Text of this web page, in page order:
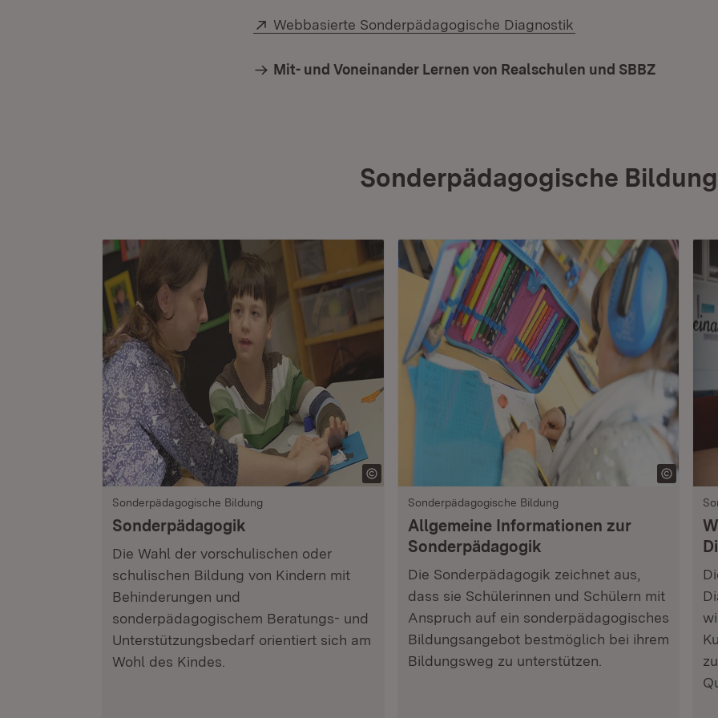
Extern:
Webbasierte Sonderpädagogische Diagnostik
Mit- und Voneinander Lernen von Realschulen und SBBZ
Sonderpädagogische Bildung
Sonderpädagogische Bildung
Sonderpädagogik
Die Wahl der vorschulischen oder
schulischen Bildung von Kindern mit
Behinderungen und
sonderpädagogischem Beratungs- und
Unterstützungsbedarf orientiert sich am
Wohl des Kindes.
Sonderpädagogische Bildung
Allgemeine Informationen zur
Sonderpädagogik
Die Sonderpädagogik zeichnet aus,
dass sie Schülerinnen und Schülern mit
Anspruch auf ein sonderpädagogisches
Bildungsangebot bestmöglich bei ihrem
Bildungsweg zu unterstützen.